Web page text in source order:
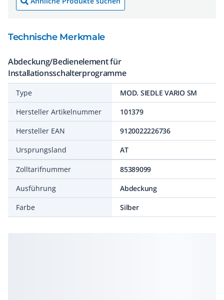
Technische Merkmale
Abdeckung/Bedienelement für
Installationsschalterprogramme
Type
MOD. SIEDLE VARIO SM
Hersteller Artikelnummer
101379
Hersteller EAN
9120022226736
Ursprungsland
AT
Zolltarifnummer
85389099
Ausführung
Abdeckung
Farbe
Silber